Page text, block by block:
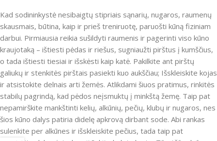
Kad sodininkystė nesibaigtų stipriais sąnarių, nugaros, raumenų
skausmais, būtina, kaip ir prieš treniruotę, paruošti kūną fiziniam
darbui. Pirmiausia reikia sušildyti raumenis ir pagerinti viso kūno
kraujotaką – ištiesti pėdas ir riešus, sugniaužti pirštus į kumščius,
o tada ištiesti tiesiai ir išskėsti kaip katė. Pakilkite ant pirštų
galiukų ir stenkitės pirštais pasiekti kuo aukščiau; Išskleiskite kojas
ir atsistokite delnais arti žemės. Atlikdami šiuos pratimus, rinkitės
stabilų pagrindą, kad pėdos neįsmuktų į minkštą žemę. Taip pat
nepamirškite mankštinti kelių, alkūnių, pečių, klubų ir nugaros, nes
šios kūno dalys patiria didelę apkrovą dirbant sode. Abi rankas
sulenkite per alkūnes ir išskleiskite pečius, tada taip pat